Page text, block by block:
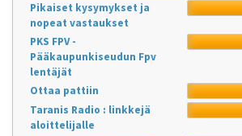
Pikaiset kysymykset ja
nopeat vastaukset
PKS FPV -
Pääkaupunkiseudun Fpv
lentäjät
Ottaa pattiin
Taranis Radio : linkkejä
aloittelijalle